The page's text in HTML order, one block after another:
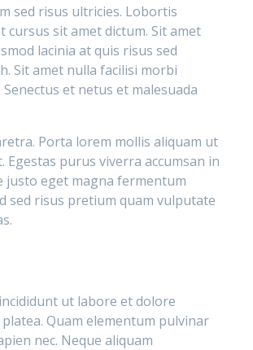
sed risus ultricies. Lobortis
sit amet dictum. Sit amet
lacinia at quis risus sed
Sit amet nulla facilisi morbi
et netus et malesuada
Porta lorem mollis aliquam ut
purus viverra accumsan in
justo eget magna fermentum
sed risus pretium quam vulputate
ut labore et dolore
Quam elementum pulvinar
nec. Neque aliquam